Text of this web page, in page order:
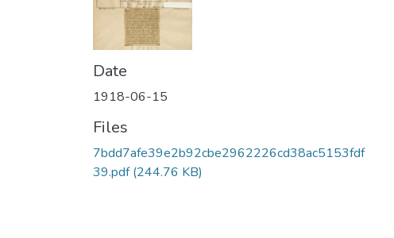
Date
1918-06-15
Files
7bdd7afe39e2b92cbe2962226cd38ac5153fdf
39.pdf(244.76 KB)